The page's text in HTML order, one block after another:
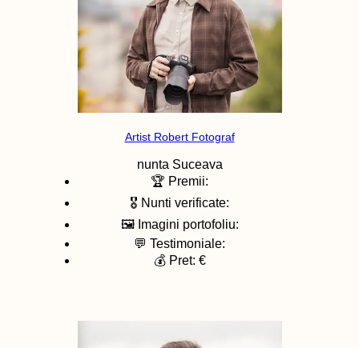
Artist Robert Fotograf
nunta Suceava
🏆 Premii:
🎖️ Nunti verificate:
🖼️ Imagini portofoliu:
💬 Testimoniale:
💰 Pret: €